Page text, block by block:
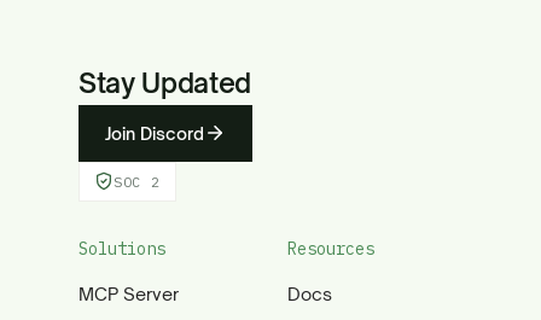
Stay Updated
Join Discord
SOC 2
Solutions
MCP Server
Resources
Docs